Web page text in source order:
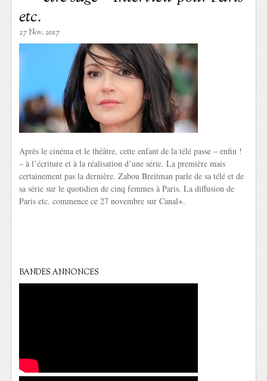
etc.
27 Nov. 2017
Après le cinéma et le théâtre, cette enfant de la télé passe – enfin !
– à l’écriture et à la réalisation d’une série. La première mais
certainement pas la dernière. Zabou Breitman parle de sa télé et de
sa série sur le quotidien de cinq femmes à Paris. La diffusion de
Paris etc. commence ce 27 novembre sur Canal+.
BANDES ANNONCES